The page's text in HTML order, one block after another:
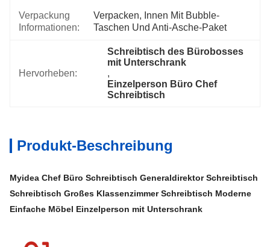
Verpackung
Informationen:
Verpacken, Innen Mit Bubble-
Taschen Und Anti-Asche-Paket
Hervorheben:
Schreibtisch des Bürobosses
mit Unterschrank
,
Einzelperson Büro Chef
Schreibtisch
Produkt-Beschreibung
Myidea Chef Büro Schreibtisch Generaldirektor Schreibtisch
Schreibtisch Großes Klassenzimmer Schreibtisch Moderne
Einfache Möbel Einzelperson mit Unterschrank